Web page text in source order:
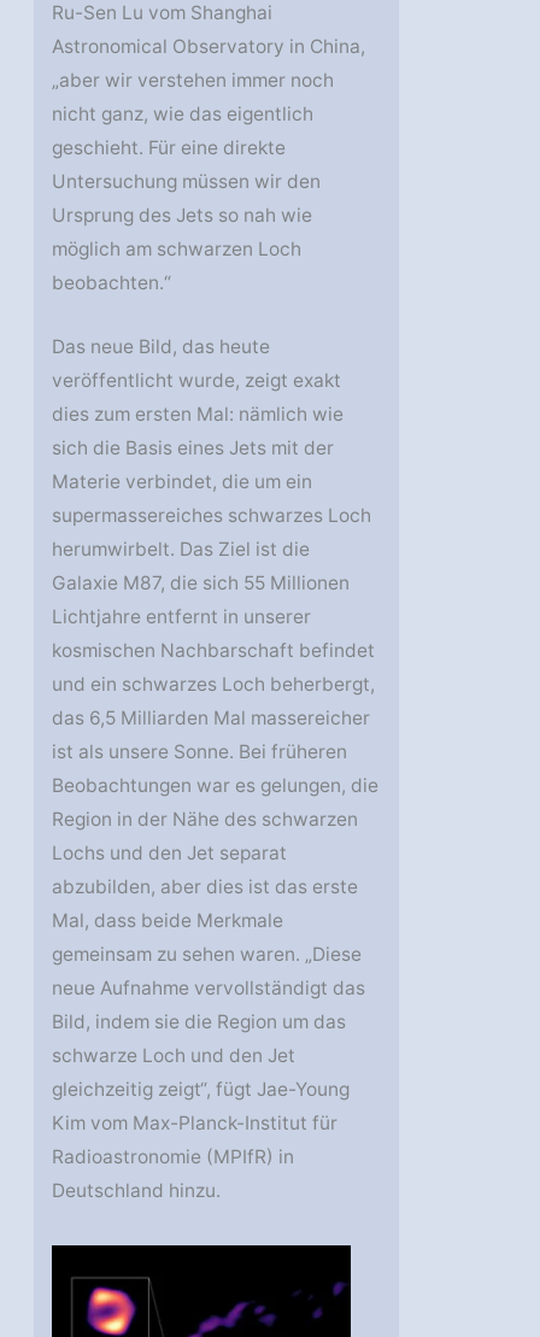
Ru-Sen Lu vom Shanghai
Astronomical Observatory in China,
„aber wir verstehen immer noch
nicht ganz, wie das eigentlich
geschieht. Für eine direkte
Untersuchung müssen wir den
Ursprung des Jets so nah wie
möglich am schwarzen Loch
beobachten.“
Das neue Bild, das heute
veröffentlicht wurde, zeigt exakt
dies zum ersten Mal: nämlich wie
sich die Basis eines Jets mit der
Materie verbindet, die um ein
supermassereiches schwarzes Loch
herumwirbelt. Das Ziel ist die
Galaxie M87, die sich 55 Millionen
Lichtjahre entfernt in unserer
kosmischen Nachbarschaft befindet
und ein schwarzes Loch beherbergt,
das 6,5 Milliarden Mal massereicher
ist als unsere Sonne. Bei früheren
Beobachtungen war es gelungen, die
Region in der Nähe des schwarzen
Lochs und den Jet separat
abzubilden, aber dies ist das erste
Mal, dass beide Merkmale
gemeinsam zu sehen waren. „Diese
neue Aufnahme vervollständigt das
Bild, indem sie die Region um das
schwarze Loch und den Jet
gleichzeitig zeigt“, fügt Jae-Young
Kim vom Max-Planck-Institut für
Radioastronomie (MPIfR) in
Deutschland hinzu.